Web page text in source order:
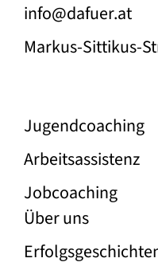
info@dafuer.at
Markus-Sittikus-
Unser Angebot
Jugend­coaching
Arbeitsassistenz
Jobcoaching
Über die Firma
Über uns